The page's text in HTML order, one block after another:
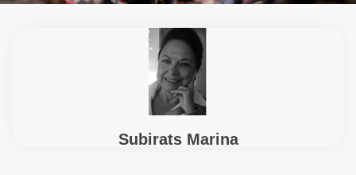
Subirats Marina